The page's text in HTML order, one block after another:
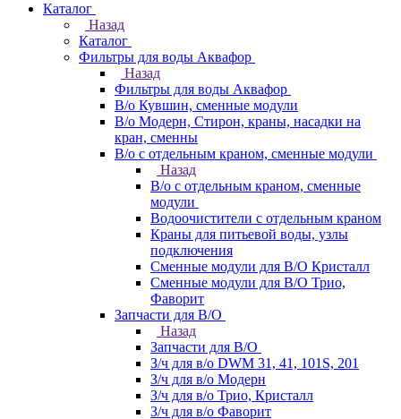
Каталог
Назад
Каталог
Фильтры для воды Аквафор
Назад
Фильтры для воды Аквафор
В/о Кувшин, сменные модули
В/о Модерн, Стирон, краны, насадки на
кран, сменны
В/о с отдельным краном, сменные модули
Назад
В/о с отдельным краном, сменные
модули
Водоочистители с отдельным краном
Краны для питьевой воды, узлы
подключения
Сменные модули для В/О Кристалл
Сменные модули для В/О Трио,
Фаворит
Запчасти для В/О
Назад
Запчасти для В/О
З/ч для в/о DWM 31, 41, 101S, 201
З/ч для в/о Модерн
З/ч для в/о Трио, Кристалл
З/ч для в/о Фаворит